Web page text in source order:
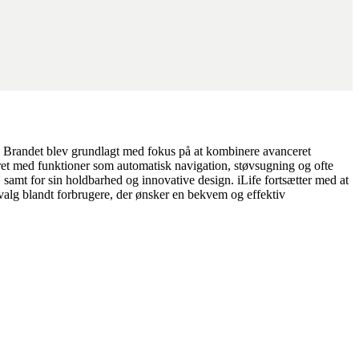
blev grundlagt med fokus på at kombinere avanceret
med funktioner som automatisk navigation, støvsugning og ofte
for sin holdbarhed og innovative design. iLife fortsætter med at
blandt forbrugere, der ønsker en bekvem og effektiv